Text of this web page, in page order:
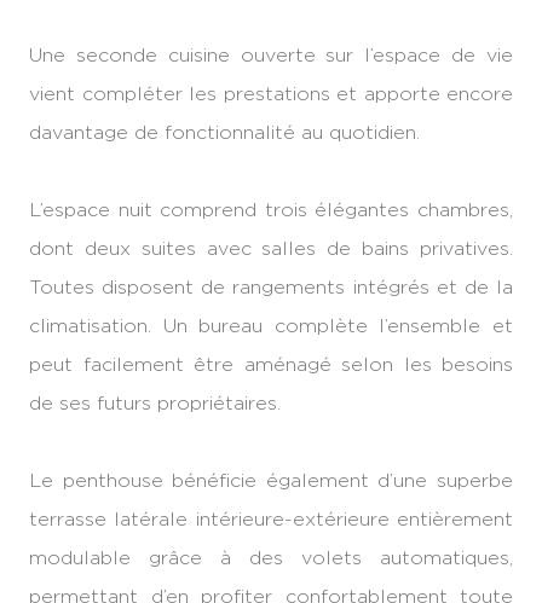
Une seconde cuisine ouverte sur l’espace de vie
vient compléter les prestations et apporte encore
davantage de fonctionnalité au quotidien.
L’espace nuit comprend trois élégantes chambres,
dont deux suites avec salles de bains privatives.
Toutes disposent de rangements intégrés et de la
climatisation. Un bureau complète l’ensemble et
peut facilement être aménagé selon les besoins
de ses futurs propriétaires.
Le penthouse bénéficie également d’une superbe
terrasse latérale intérieure-extérieure entièrement
modulable grâce à des volets automatiques,
permettant d’en profiter confortablement toute